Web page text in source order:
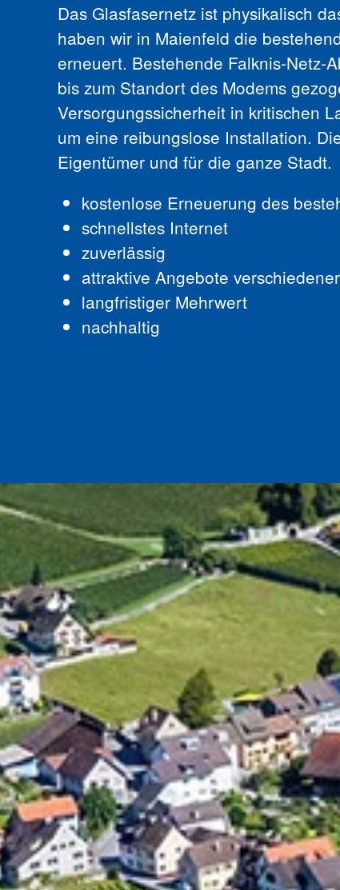
Das Glasfasernetz ist physikalisch
haben wir in Maienfeld die
erneuert. Bestehende Falknis-Netz-
bis zum Standort des Modems
Versorgungssicherheit in kritischen
um eine reibungslose Installation.
Eigentümer und für die ganze Stadt.
kostenlose Erneuerung des
schnellstes Internet
zuverlässig
attraktive Angebote
langfristiger Mehrwert
nachhaltig